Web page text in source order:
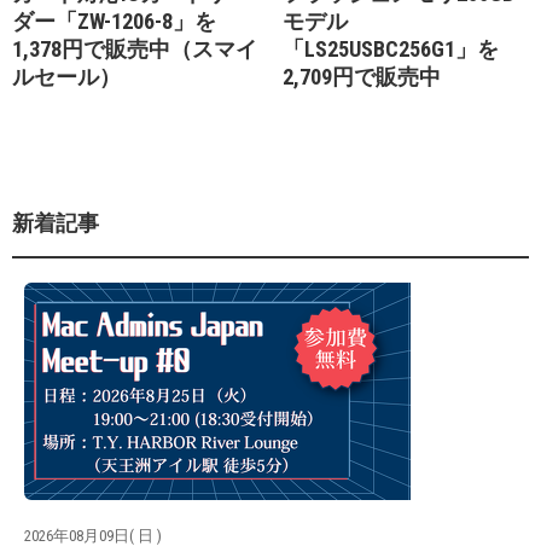
ダー「ZW-1206-8」を
1,378円で販売中（スマイ
ルセール）
モデル
「LS25USBC256G1」を
2,709円で販売中
新着記事
2026年08月09日( 日 )